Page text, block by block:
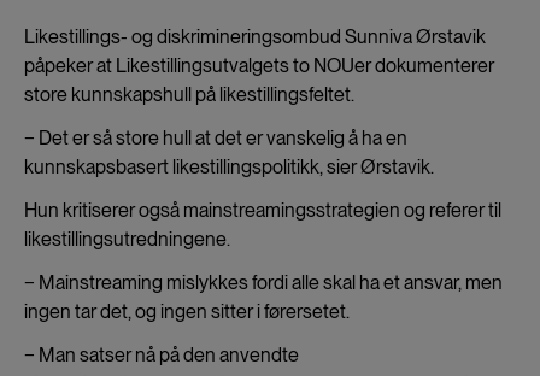
Likestillings- og diskrimineringsombud Sunniva Ørstavik
påpeker at Likestillingsutvalgets to NOUer dokumenterer
store kunnskapshull på likestillingsfeltet.
− Det er så store hull at det er vanskelig å ha en
kunnskapsbasert likestillingspolitikk, sier Ørstavik.
Hun kritiserer også mainstreamingsstrategien og referer til
likestillingsutredningene.
− Mainstreaming mislykkes fordi alle skal ha et ansvar, men
ingen tar det, og ingen sitter i førersetet.
− Man satser nå på den anvendte